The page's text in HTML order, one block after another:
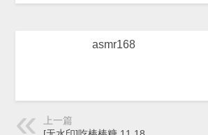
asmr168
上一篇